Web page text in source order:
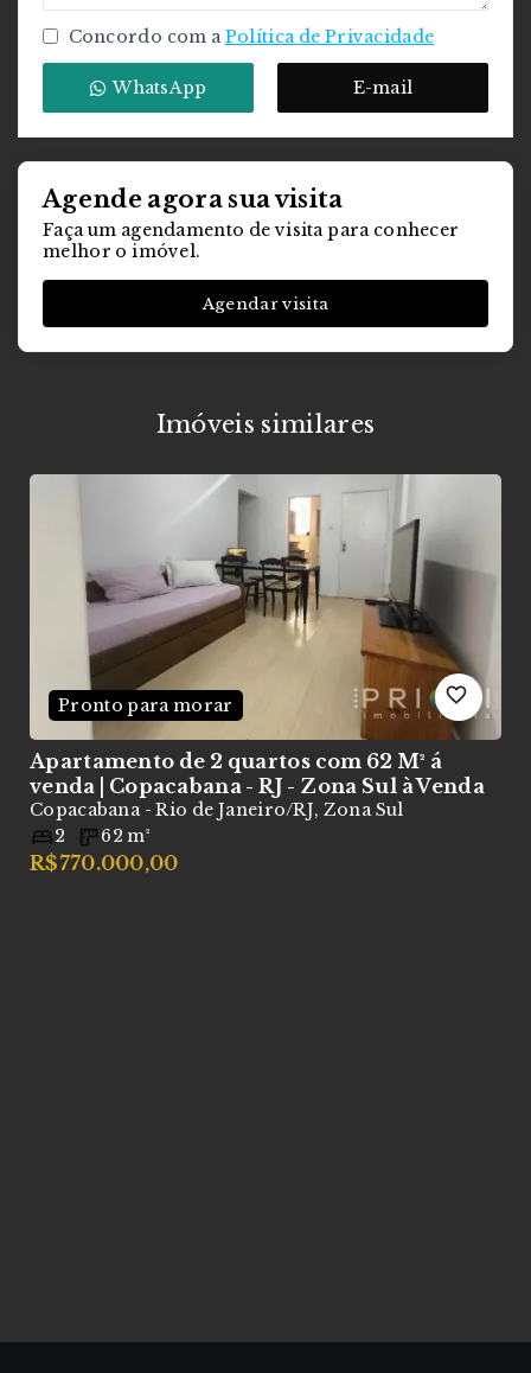
Concordo com a Política de Privacidade
WhatsApp E-mail
Agende agora sua visita
Faça um agendamento de visita para conhecer
melhor o imóvel.
Agendar visita
Imóveis similares
Pronto para morar
Apartamento de 2 quartos com 62 M² á
venda | Copacabana - RJ - Zona Sul à Venda
Copacabana - Rio de Janeiro/RJ, Zona Sul
2
62 m²
R$770.000,00